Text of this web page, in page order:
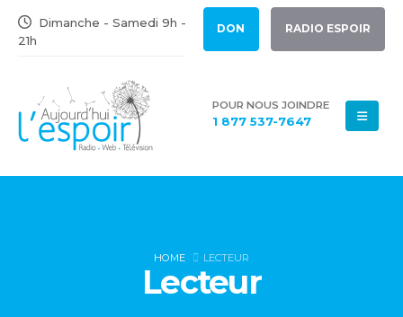
Dimanche - Samedi 9h -
21h
DON RADIO ESPOIR
POUR NOUS JOINDRE
1 877 537-7647
HOME LECTEUR
Lecteur